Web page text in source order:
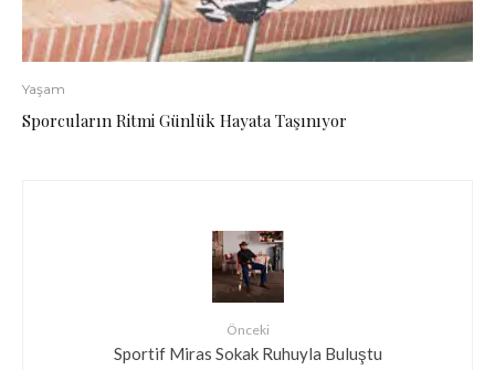
Yaşam
Sporcuların Ritmi Günlük Hayata Taşınıyor
Önceki
Sportif Miras Sokak Ruhuyla Buluştu